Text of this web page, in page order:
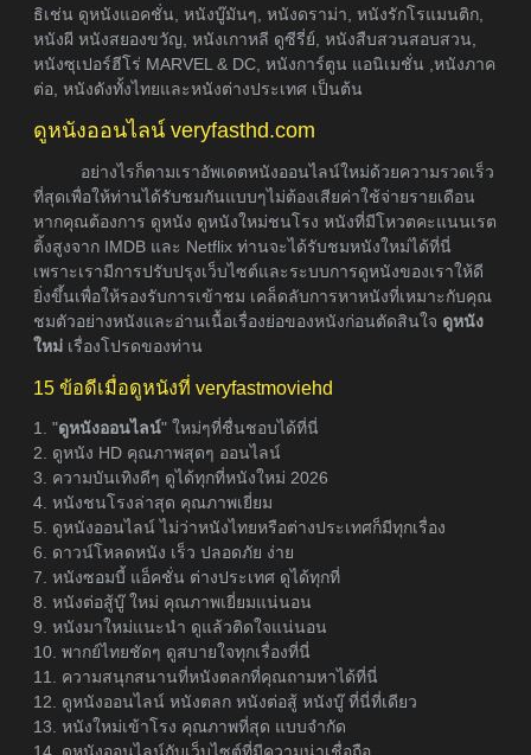
ธิเช่น ดูหนังแอคชั่น, หนังบู๊มันๆ, หนังดราม่า, หนังรักโรแมนติก,
หนังผี หนังสยองขวัญ, หนังเกาหลี ดูซีรี่ย์, หนังสืบสวนสอบสวน,
หนังซุเปอร์ฮีโร่ MARVEL & DC, หนังการ์ตูน แอนิเมชั่น ,หนังภาค
ต่อ, หนังดังทั้งไทยและหนังต่างประเทศ เป็นต้น
ดูหนังออนไลน์ veryfasthd.com
อย่างไรก็ตามเราอัพเดตหนังออนไลน์ใหม่ด้วยความรวดเร็ว
ที่สุดเพื่อให้ท่านได้รับชมกันแบบๆไม่ต้องเสียค่าใช้จ่ายรายเดือน
หากคุณต้องการ ดูหนัง ดูหนังใหม่ชนโรง หนังที่มีโหวตคะแนนเรต
ติ้งสูงจาก IMDB และ Netflix ท่านจะได้รับชมหนังใหม่ได้ที่นี่
เพราะเรามีการปรับปรุงเว็บไซต์และระบบการดูหนังของเราให้ดี
ยิ่งขึ้นเพื่อให้รองรับการเข้าชม เคล็ดลับการหาหนังที่เหมาะกับคุณ
ชมตัวอย่างหนังและอ่านเนื้อเรื่องย่อของหนังก่อนตัดสินใจ ดูหนัง
ใหม่ เรื่องโปรดของท่าน
15 ข้อดีเมื่อดูหนังที่ veryfastmoviehd
1. "ดูหนังออนไลน์" ใหม่ๆที่ชื่นชอบได้ที่นี่
2. ดูหนัง HD คุณภาพสุดๆ ออนไลน์
3. ความบันเทิงดีๆ ดูได้ทุกที่หนังใหม่ 2026
4. หนังชนโรงล่าสุด คุณภาพเยี่ยม
5. ดูหนังออนไลน์ ไม่ว่าหนังไทยหรือต่างประเทศก็มีทุกเรื่อง
6. ดาวน์โหลดหนัง เร็ว ปลอดภัย ง่าย
7. หนังซอมบี้ แอ็คชั่น ต่างประเทศ ดูได้ทุกที่
8. หนังต่อสู้บู๊ ใหม่ คุณภาพเยี่ยมแน่นอน
9. หนังมาใหม่แนะนำ ดูแล้วติดใจแน่นอน
10. พากย์ไทยชัดๆ ดูสบายใจทุกเรื่องที่นี่
11. ความสนุกสนานที่หนังตลกที่คุณถามหาได้ที่นี่
12. ดูหนังออนไลน์ หนังตลก หนังต่อสู้ หนังบู๊ ที่นี่ที่เดียว
13. หนังใหม่เข้าโรง คุณภาพที่สุด แบบจำกัด